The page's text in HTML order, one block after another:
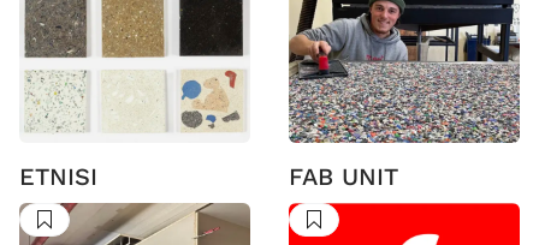
ETNISI FAB UNIT
Suivre Suivre